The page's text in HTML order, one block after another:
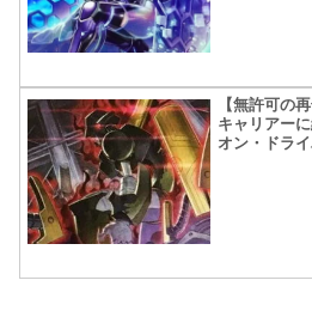
【無許可の
キャリアー
オン・ドラ